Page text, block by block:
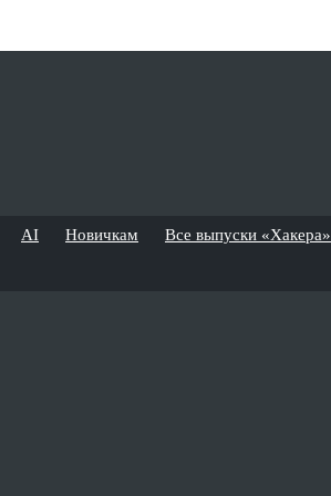
AI Новичкам Все выпуски «Хакера»